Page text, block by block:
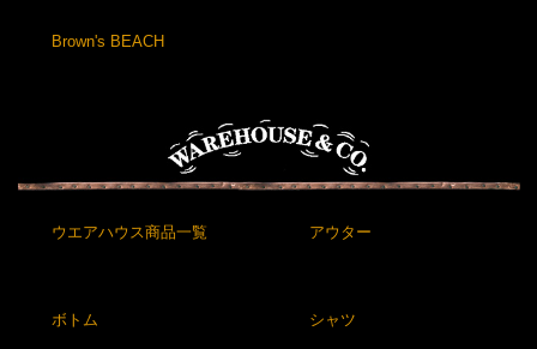
Brown's BEACH
ウエアハウス商品一覧 アウター
ボトム シャツ